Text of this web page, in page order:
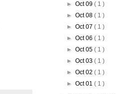
►Oct 09( 1 )
►Oct 08( 1 )
►Oct 07( 1 )
►Oct 06( 1 )
►Oct 05( 1 )
►Oct 03( 1 )
►Oct 02( 1 )
►Oct 01( 1 )